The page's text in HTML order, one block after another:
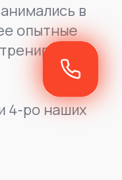
в
опытные
4-ро наших